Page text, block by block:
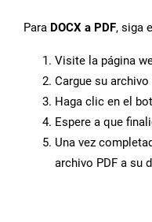
Para DOCX a PDF, siga
Visite la página
Cargue su
Haga clic en el
Espere a que
Una vez
archivo PDF a su